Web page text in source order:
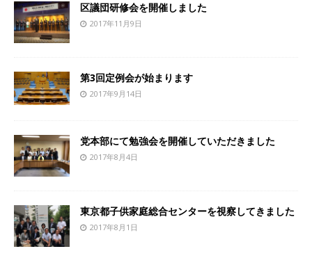
区議団研修会を開催しました
2017年11月9日
第3回定例会が始まります
2017年9月14日
党本部にて勉強会を開催していただきました
2017年8月4日
東京都子供家庭総合センターを視察してきました
2017年8月1日